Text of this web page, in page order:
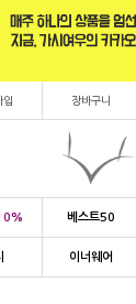
입 장바구니
베스트50
이너웨어